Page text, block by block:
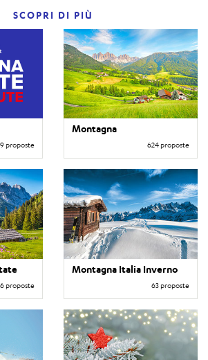
SCOPRI DI PIÙ
9 proposte
Montagna
624 proposte
proposte
Montagna Italia Inverno
63 proposte